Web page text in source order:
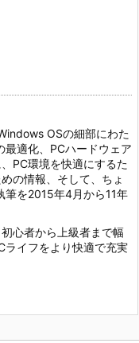
OSの細部にわた
最適化、PCハードウェア
PC環境を快適にするた
の情報、そして、ちょ
筆を2015年4月から11年
心者から上級者まで幅
ライフをより快適で充実